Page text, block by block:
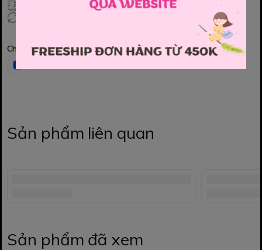
Giao hàng toàn quốc
Chia sẻ
Sản phẩm liên quan
Sản phẩm đã xem